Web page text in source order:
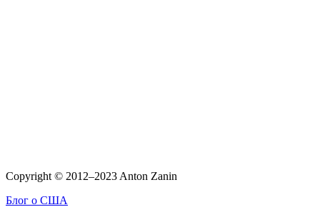
Copyright © 2012–2023 Anton Zanin
Блог о США